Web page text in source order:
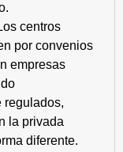
centros
por convenios
empresas
regulados,
la privada
diferente.